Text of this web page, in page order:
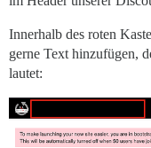
Innerhalb des roten
gerne Text hinzufügen,
lautet: